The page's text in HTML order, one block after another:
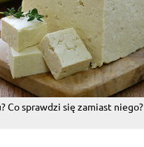
Co sprawdzi się zamiast niego?